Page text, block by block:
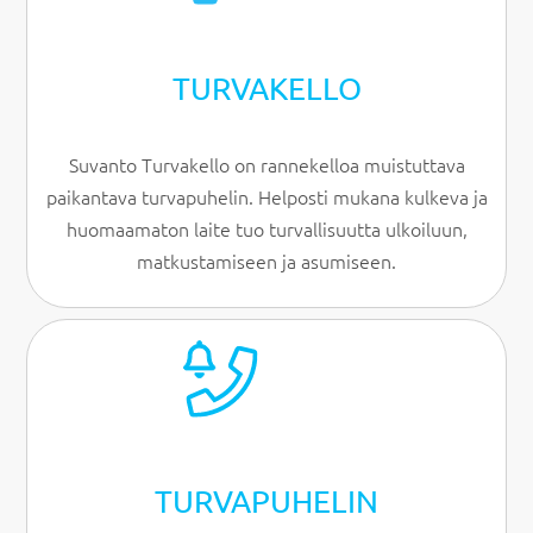
TURVAKELLO
Suvanto Turvakello on rannekelloa muistuttava
paikantava turvapuhelin. Helposti mukana kulkeva ja
huomaamaton laite tuo turvallisuutta ulkoiluun,
matkustamiseen ja asumiseen.
TURVAPUHELIN